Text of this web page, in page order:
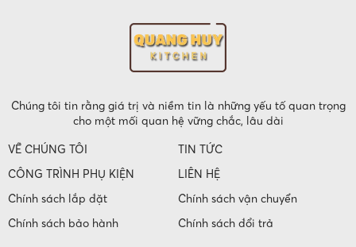
Chúng tôi tin rằng giá trị và niềm tin là những yếu tố quan trọng
cho một mối quan hệ vững chắc, lâu dài
VỀ CHÚNG TÔI
TIN TỨC
CÔNG TRÌNH PHỤ KIỆN
LIÊN HỆ
Chính sách lắp đặt
Chính sách vận chuyển
Chính sách bảo hành
Chính sách đổi trả